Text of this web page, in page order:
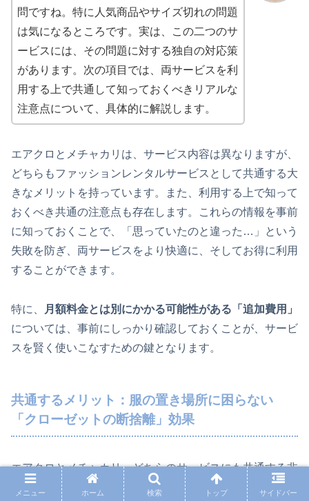
問ですね。特に人気商品やサイズ切れの問題
は気になるところです。実は、この二つのサ
ービスには、その問題に対する独自の対応策
があります。次の項目では、両サービスを利
用する上で共通して知っておくべきリアルな
注意点について、具体的に解説します。
エアクロとメチャカリは、サービス内容は異なりますが、
どちらもファッションレンタルサービスとして共通する大
きなメリットを持っています。また、利用する上で知って
おくべき共通の注意点も存在します。これらの情報を事前
に知っておくことで、「思っていたのと違った…」という
失敗を防ぎ、両サービスをより快適に、そしてお得に利用
することができます。
特に、
月額料金とは別にかかる可能性がある「追加費用」
については、事前にしっかり確認しておくことが、サービ
スを賢く使いこなすための鍵となります。
共通するメリット：服の置き場所に困らない
「クローゼットの断捨離」効果
エアクロとメチャカリ、どちらのサービスにも共通する非
常に大きなメリットは、「服の保管場所に困らなくなる」
メニュー ホーム 検索 トップ サイドバー